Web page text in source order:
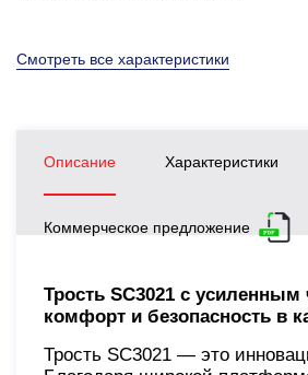
Смотреть все характеристики
Описание Характеристики
Коммерческое предложение
Трость SC3021 с
комфорт и безопасность в
Трость SC3021 — это